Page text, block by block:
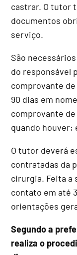
castrar. O tutor
documentos
serviço.
São
do responsável
comprovante
90 dias em
comprovante
quando houver;
O tutor deverá
contratadas da
cirurgia. Feita a
contato em até
orientações
Segundo a
realiza o